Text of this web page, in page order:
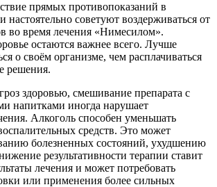
прямых противопоказаний в
настоятельно советуют воздерживаться от
во время лечения «Нимесилом».
остаются важнее всего. Лучше
о своём организме, чем расплачиваться
решения.
здоровью, смешивание препарата с
напитками иногда нарушает
Алкоголь способен уменьшать
средств. Это может
болезненных состояний, ухудшению
результативности терапии ставит
лечения и может потребовать
или применения более сильных